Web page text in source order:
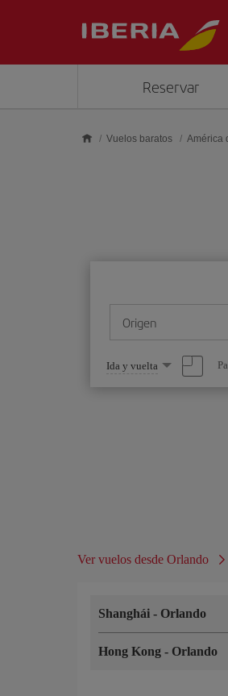
Reservar
Vuelos baratos América
Origen
Seleccione
una
opción
Ida y vuelta
Ver vuelos desde Orlando
Shanghái - Orlando
Hong Kong - Orlando